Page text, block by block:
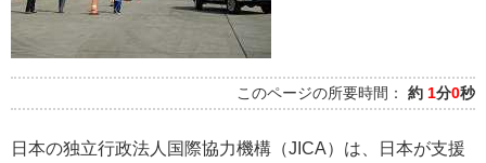
このページの所要時間： 約 1分0秒
日本の独立行政法人国際協力機構（JICA）は、日本が支援